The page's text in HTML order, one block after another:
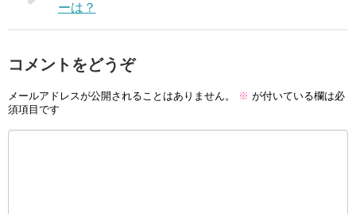
ーは？
コメントをどうぞ
メールアドレスが公開されることはありません。 ※ が付いている欄は必
須項目です